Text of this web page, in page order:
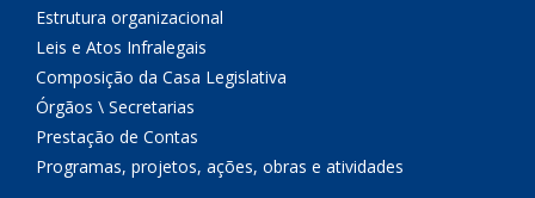
Estrutura organizacional
Leis e Atos Infralegais
Composição da Casa Legislativa
Órgãos \ Secretarias
Prestação de Contas
Programas, projetos, ações, obras e atividades